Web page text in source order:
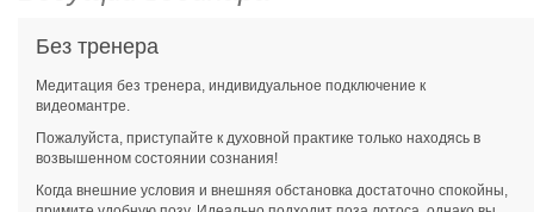
Без тренера
Медитация без тренера, индивидуальное подключение к
видеомантре.
Пожалуйста, приступайте к духовной практике только находясь в
возвышенном состоянии сознания!
Когда внешние условия и внешняя обстановка достаточно спокойны,